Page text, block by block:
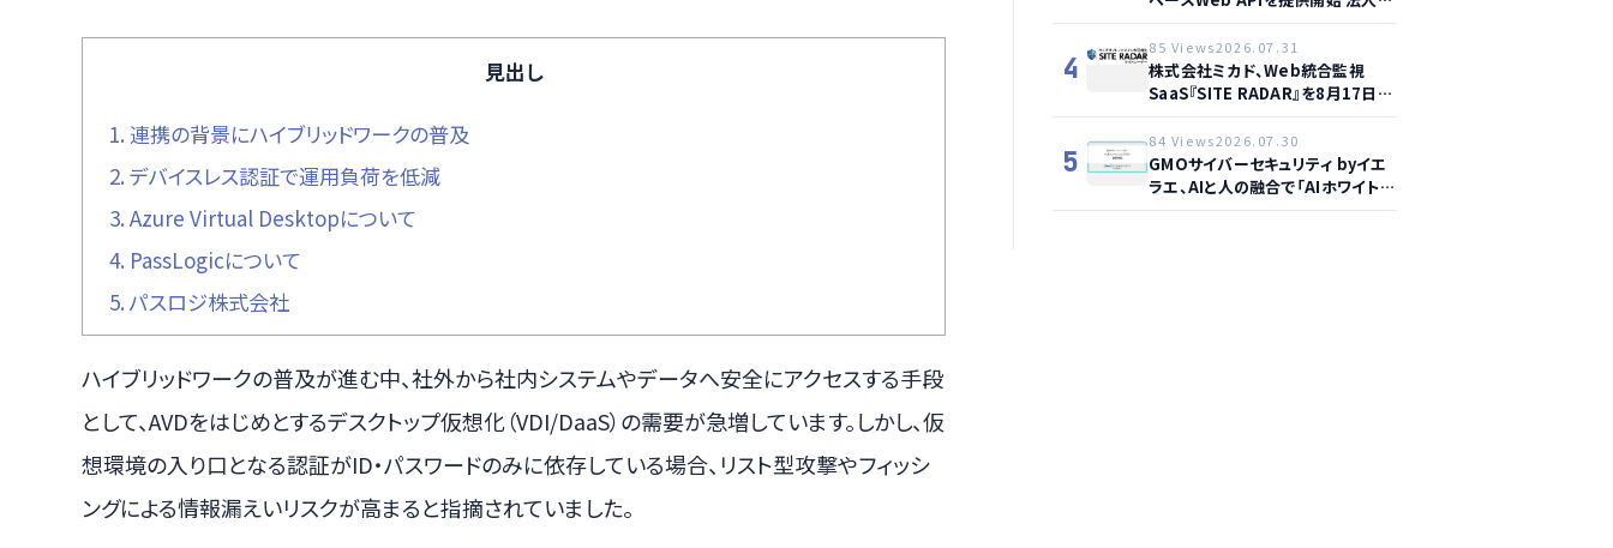
見出し
1. 連携の背景にハイブリッドワークの普及
2. デバイスレス認証で運用負荷を低減
3. Azure Virtual Desktopについて
4. PassLogicについて
5. パスロジ株式会社
ハイブリッドワークの普及が進む中、社外から社内システムやデータへ安全にアクセスする手段
として、AVDをはじめとするデスクトップ仮想化（VDI/DaaS）の需要が急増しています。しかし、仮
想環境の入り口となる認証がID・パスワードのみに依存している場合、リスト型攻撃やフィッシ
ングによる情報漏えいリスクが高まると指摘されていました。
け詐欺電話対策を強化
4
85 Views2026.07.31
株式会社ミカド、Web統合監視
SaaS『SITE RADAR』を8月17日よ
り提供開始 – 月額1,500円から4領
域を自動監視、動的サイト…
5
84 Views2026.07.30
GMOサイバーセキュリティ byイエ
ラエ、AIと人の融合で「AIホワイトハ
ッカー ペネトレーションテスト」を